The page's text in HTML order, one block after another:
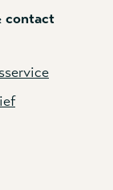
contact